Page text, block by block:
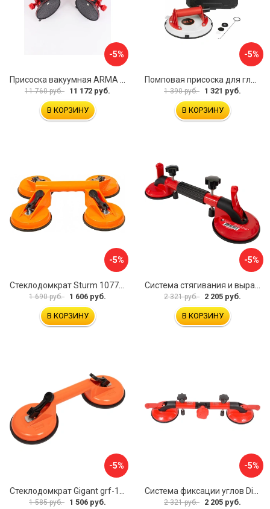
-5%
Присоска вакуумная ARMA P625A
11 760 руб. 11 172 руб.
В КОРЗИНУ
-5%
Помповая присоска для гладкой и шероховатой плитки DLT VST-209 1114
1 390 руб. 1 321 руб.
В КОРЗИНУ
-5%
1 690 руб. 1 606 руб.
В КОРЗИНУ
-5%
2 321 руб. 2 205 руб.
В КОРЗИНУ
-5%
1 585 руб. 1 506 руб.
-5%
2 321 руб. 2 205 руб.